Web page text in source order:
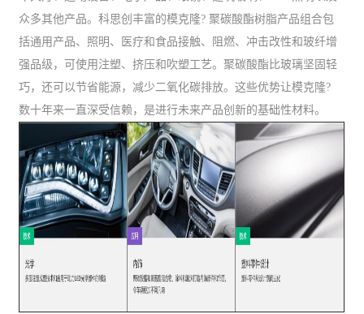
众多其他产品。科思创丰富的模克隆? 聚碳酸酯树脂产品组合包
括通用产品、照明、医疗和食品接触、阻燃、冲击改性和玻纤增
强品级，可使用注塑、挤压和吹塑工艺。聚碳酸酯比玻璃坚固轻
巧，还可以节省能源，减少二氧化碳排放。这些优势让模克隆?
数十年来一直深受信赖，是进行未来产品创新的基础性材料。